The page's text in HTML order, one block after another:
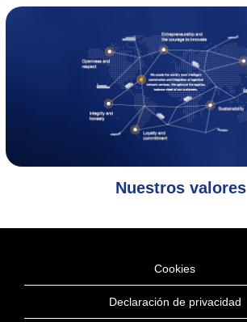
Nuestros valores
Cookies
Declaración de privacidad